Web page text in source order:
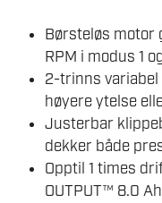
Børsteløs
RPM i modus 1
2-trinns variabel
høyere ytelse
Justerbar
dekker både
Opptil 1 times
OUTPUT™ 8.0